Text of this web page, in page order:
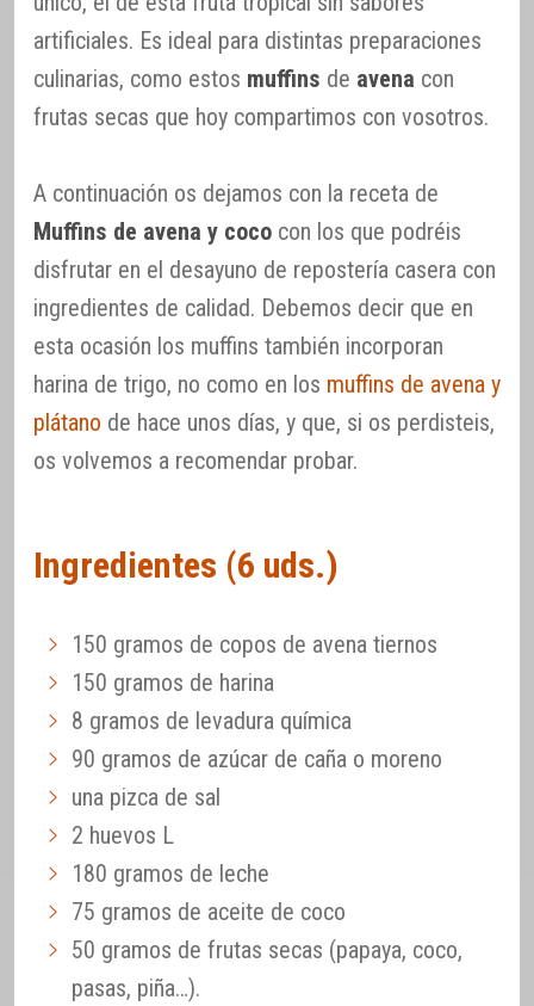
artificiales. Es ideal para distintas preparaciones
culinarias, como estos muffins de avena con
frutas secas que hoy compartimos con vosotros.
A continuación os dejamos con la receta de
Muffins de avena y coco con los que podréis
disfrutar en el desayuno de repostería casera con
ingredientes de calidad. Debemos decir que en
esta ocasión los muffins también incorporan
harina de trigo, no como en los muffins de avena y
plátano de hace unos días, y que, si os perdisteis,
os volvemos a recomendar probar.
Ingredientes (6 uds.)
150 gramos de copos de avena tiernos
150 gramos de harina
8 gramos de levadura química
90 gramos de azúcar de caña o moreno
una pizca de sal
2 huevos L
180 gramos de leche
75 gramos de aceite de coco
50 gramos de frutas secas (papaya, coco,
pasas, piña…).